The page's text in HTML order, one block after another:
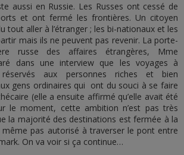
aussi en Russie. Les Russes ont cessé de
et ont fermé les frontières. Un citoyen
tout aller à l’étranger ; les bi-nationaux et les
mais ils ne peuvent pas revenir. La porte-
russe des affaires étrangères, Mme
dans une interview que les voyages à
réservés aux personnes riches et bien
gens ordinaires qui ont du souci à se faire
(elle a ensuite affirmé qu’elle avait été
le moment, cette ambition n’est pas très
la majorité des destinations est fermée à la
même pas autorisé à traverser le pont entre
On va voir si ça continue…